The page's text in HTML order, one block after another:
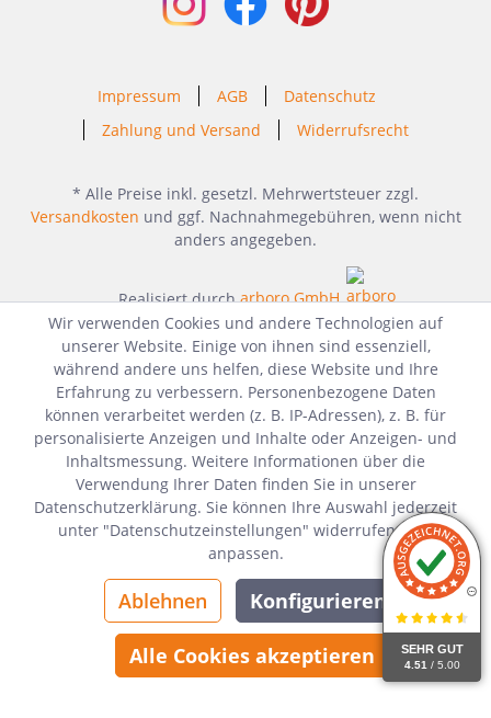
SEHR GUT
4.51 / 5.00
Impressum AGB
Datenschutz
Zahlung und Versand
Widerrufsrecht
* Alle Preise inkl. gesetzl. Mehrwertsteuer zzgl.
Versandkosten und ggf. Nachnahmegebühren, wenn nicht
anders angegeben.
Realisiert durcharboro GmbH
Wir verwenden Cookies und andere Technologien auf
unserer Website. Einige von ihnen sind essenziell,
während andere uns helfen, diese Website und Ihre
Erfahrung zu verbessern. Personenbezogene Daten
können verarbeitet werden (z. B. IP-Adressen), z. B. für
personalisierte Anzeigen und Inhalte oder Anzeigen- und
Inhaltsmessung. Weitere Informationen über die
Verwendung Ihrer Daten finden Sie in unserer
Datenschutzerklärung. Sie können Ihre Auswahl jederzeit
unter "Datenschutzeinstellungen" widerrufen oder
anpassen.
Ablehnen Konfigurieren
Alle Cookies akzeptieren